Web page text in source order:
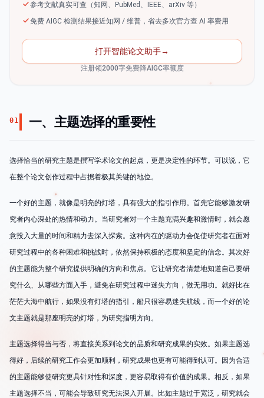
参考文献真实可查（知网、PubMed、IEEE、arXiv 等）
免费 AIGC 检测结果接近知网 / 维普，省去多次官方查 AI 率费用
打开智能论文助手→
注册领2000字免费降AIGC率额度
01 一、主题选择的重要性
选择恰当的研究主题是撰写学术论文的起点，更是决定性的环节。可以说，它
在整个论文创作过程中占据着极其关键的地位。
一个好的主题，就像是明亮的灯塔，具有强大的指引作用。首先它能够激发研
究者内心深处的热情和动力。当研究者对一个主题充满兴趣和激情时，就会愿
意投入大量的时间和精力去深入探索。这种内在的驱动力会促使研究者在面对
研究过程中的各种困难和挑战时，依然保持积极的态度和坚定的信念。其次好
的主题能为整个研究提供明确的方向和焦点。它让研究者清楚地知道自己要研
究什么、从哪些方面入手，避免在研究过程中迷失方向，做无用功。就好比在
茫茫大海中航行，如果没有灯塔的指引，船只很容易迷失航线，而一个好的论
文主题就是那座明亮的灯塔，为研究指明方向。
主题选择得当与否，将直接关系到论文的品质和研究成果的实效。如果主题选
得好，后续的研究工作会更加顺利，研究成果也更有可能得到认可。因为合适
的主题能够使研究更具针对性和深度，更容易取得有价值的成果。相反，如果
主题选择不当，可能会导致研究无法深入开展。比如主题过于宽泛，研究就会